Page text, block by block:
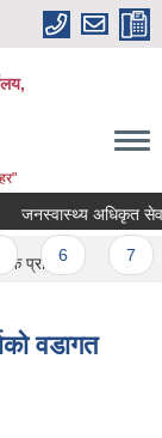
जनस्वास्थ्य अधिकृत सेवा
6
प्रतिवेदन
वडागत